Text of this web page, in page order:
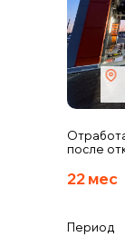
22 мес
после
Период